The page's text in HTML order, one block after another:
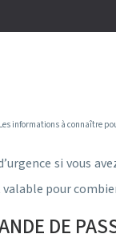
informations à connaître
si vous
pour
DE